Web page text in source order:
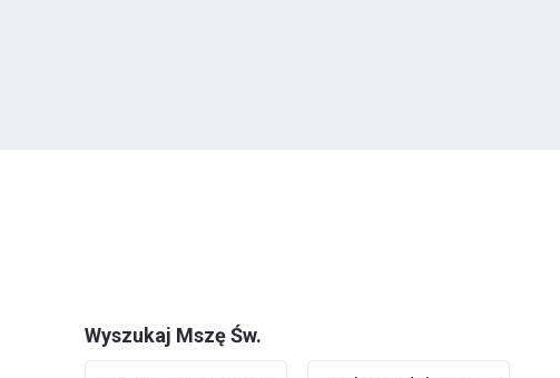
Wyszukaj Mszę Św.